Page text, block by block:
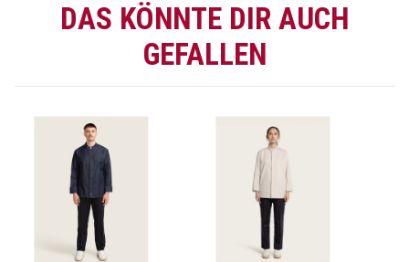
DAS KÖNNTE DIR AUCH
GEFALLEN